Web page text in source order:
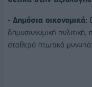
• Δημόσια οικονομικά:
δημοσιονομική
σταθερό πτωτικό